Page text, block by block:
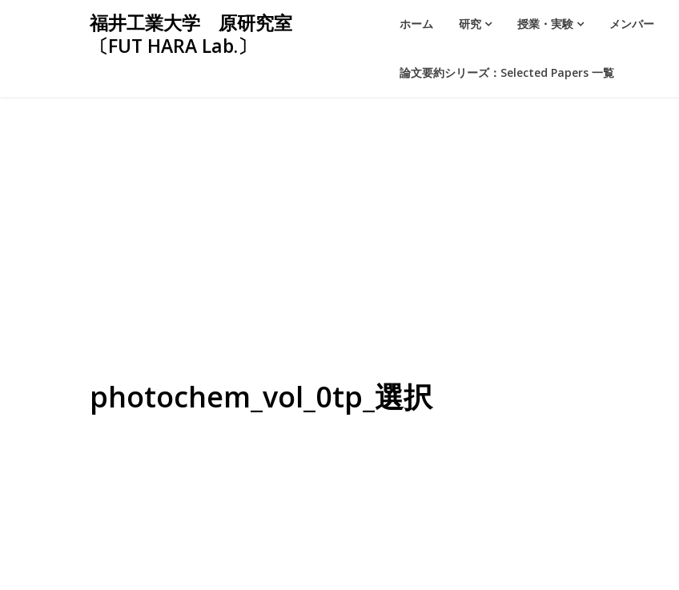
福井工業大学 原研究室
〔FUT HARA Lab.〕
ホーム 研究 授業・実験 メンバー
論文要約シリーズ：Selected Papers 一覧
photochem_vol_0tp_選択